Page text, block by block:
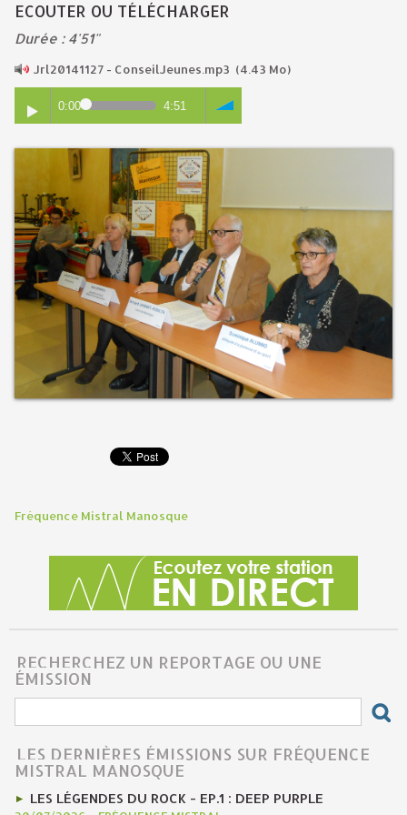
ECOUTER OU TÉLÉCHARGER
Durée : 4'51"
Jrl20141127 - ConseilJeunes.mp3 (4.43 Mo)
0:00 4:51
Fréquence Mistral Manosque
RECHERCHEZ UN REPORTAGE OU UNE
ÉMISSION
LES DERNIÈRES ÉMISSIONS SUR FRÉQUENCE
MISTRAL MANOSQUE
LES LÉGENDES DU ROCK - EP.1 : DEEP PURPLE